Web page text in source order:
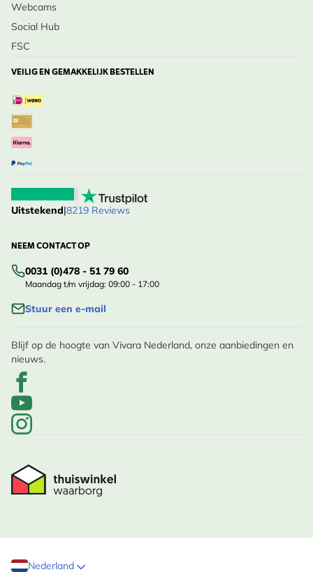
Webcams
Social Hub
FSC
VEILIG EN GEMAKKELIJK BESTELLEN
Uitstekend|8219 Reviews
NEEM CONTACT OP
0031 (0)478 - 51 79 60
Maandag t/m vrijdag: 09:00 - 17:00
Stuur een e-mail
Blijf op de hoogte van Vivara Nederland, onze aanbiedingen en
nieuws.
Nederland